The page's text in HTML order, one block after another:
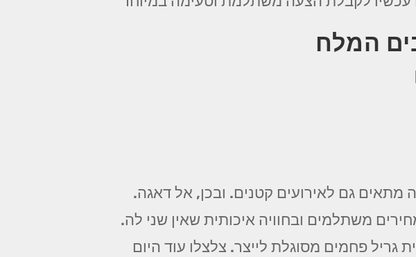
המלח
מתאים גם לאירועים קטנים. ובכן, אל דאגה.
משתלמים ובחוויה איכותית שאין שני לה.
גריל פחמים מסוגלת לייצר. צלצלו עוד היום